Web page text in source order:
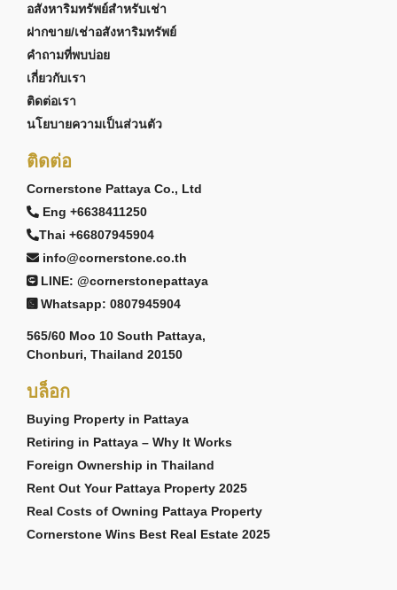
อสังหาริมทรัพย์สำหรับเช่า
ฝากขาย/เช่าอสังหาริมทรัพย์
คำถามที่พบบ่อย
เกี่ยวกับเรา
ติดต่อเรา
นโยบายความเป็นส่วนตัว
ติดต่อ
Cornerstone Pattaya Co., Ltd
Eng +6638411250
Thai +66807945904
info@cornerstone.co.th
LINE: @cornerstonepattaya
Whatsapp: 0807945904
565/60 Moo 10 South Pattaya,
Chonburi, Thailand 20150
บล็อก
Buying Property in Pattaya
Retiring in Pattaya – Why It Works
Foreign Ownership in Thailand
Rent Out Your Pattaya Property 2025
Real Costs of Owning Pattaya Property
Cornerstone Wins Best Real Estate 2025